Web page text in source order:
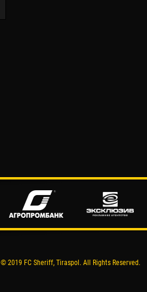
© 2019 FC Sheriff, Tiraspol. All Rights Reserved.